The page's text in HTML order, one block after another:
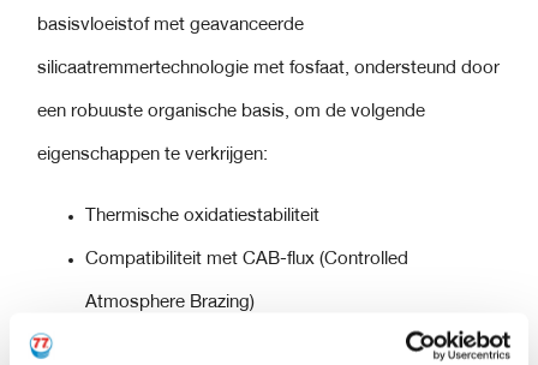
basisvloeistof met geavanceerde
silicaatremmertechnologie met fosfaat, ondersteund door
een robuuste organische basis, om de volgende
eigenschappen te verkrijgen:
Thermische oxidatiestabiliteit
Compatibiliteit met CAB-flux (Controlled
Atmosphere Brazing)